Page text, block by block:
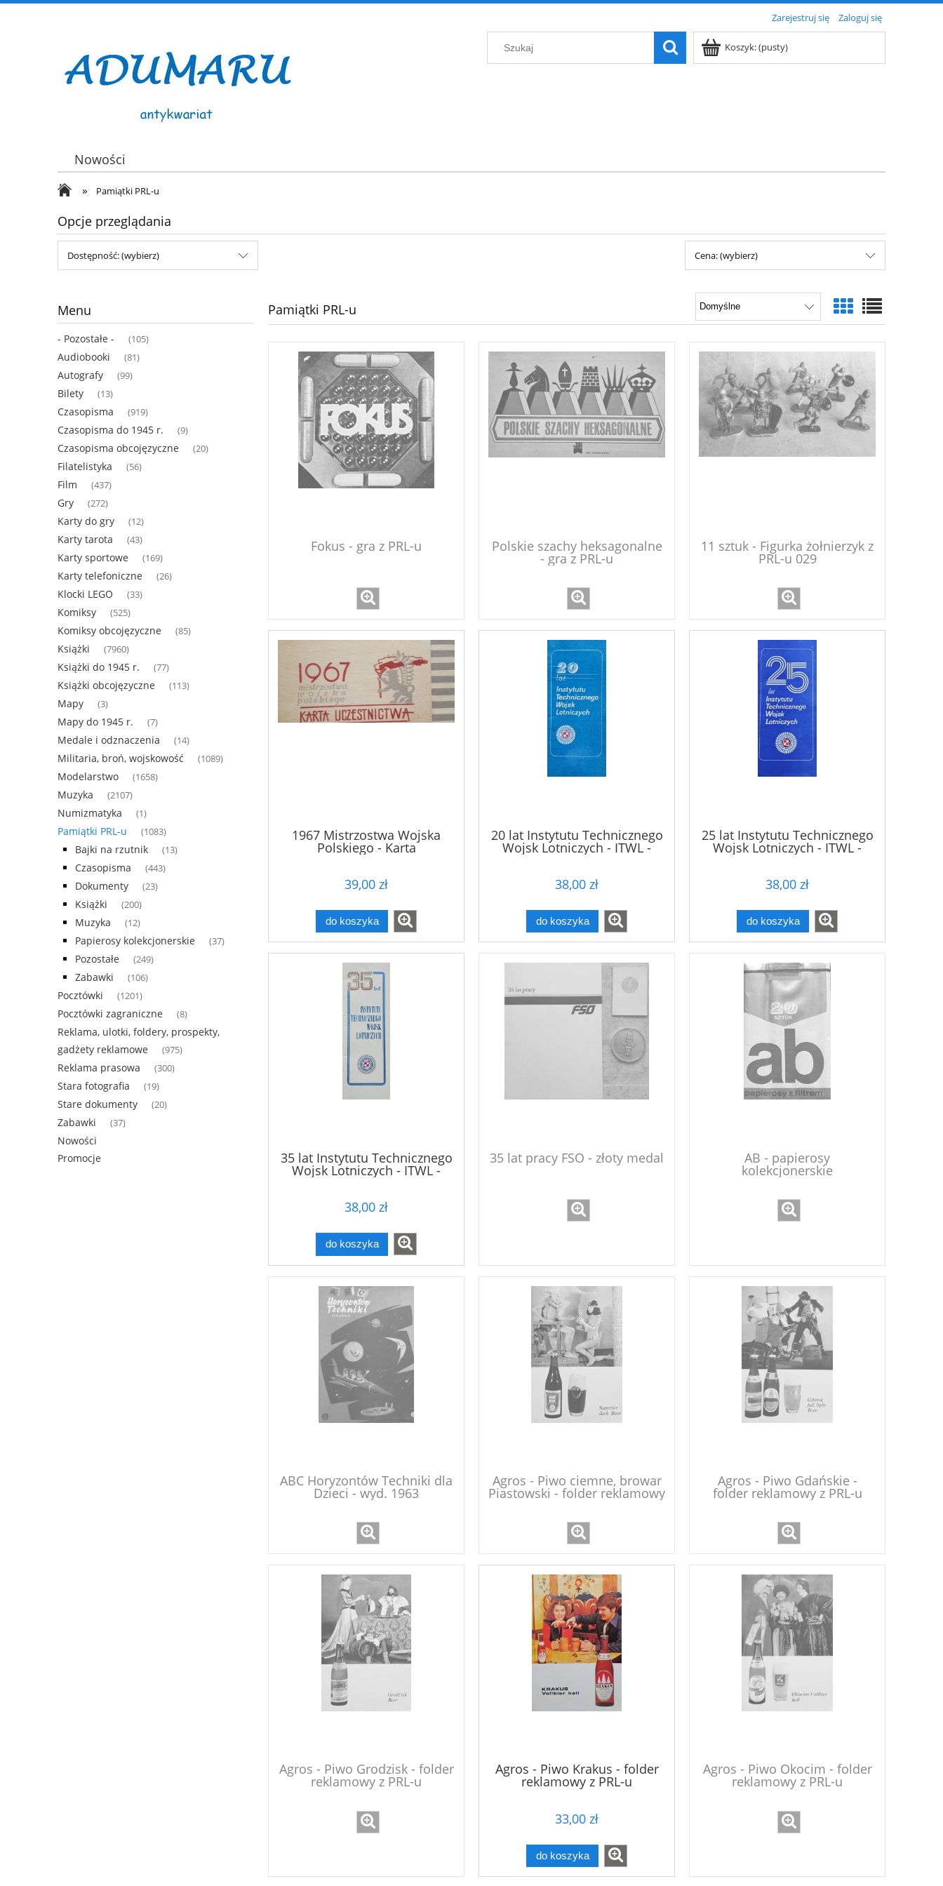
Zarejestruj się Zaloguj się
Koszyk:(pusty)
Nowości
» Pamiątki PRL-u
Opcje przeglądania
Dostępność: (wybierz) Cena: (wybierz)
Menu
- Pozostałe - (105)
Audiobooki (81)
Autografy (99)
Bilety (13)
Czasopisma (919)
Czasopisma do 1945 r. (9)
Czasopisma obcojęzyczne (20)
Filatelistyka (56)
Film (437)
Gry (272)
Karty do gry (12)
Karty tarota (43)
Karty sportowe (169)
Karty telefoniczne (26)
Klocki LEGO (33)
Komiksy (525)
Komiksy obcojęzyczne (85)
Książki (7960)
Książki do 1945 r. (77)
Książki obcojęzyczne (113)
Mapy (3)
Mapy do 1945 r. (7)
Medale i odznaczenia (14)
Militaria, broń, wojskowość (1089)
Modelarstwo (1658)
Muzyka (2107)
Numizmatyka (1)
Pamiątki PRL-u (1083)
Bajki na rzutnik (13)
Czasopisma (443)
Dokumenty (23)
Książki (200)
Muzyka (12)
Papierosy kolekcjonerskie (37)
Pozostałe (249)
Zabawki (106)
Pocztówki (1201)
Pocztówki zagraniczne (8)
Reklama, ulotki, foldery, prospekty,
gadżety reklamowe
(975)
Reklama prasowa (300)
Stara fotografia (19)
Stare dokumenty (20)
Zabawki (37)
Nowości
Promocje
Pamiątki PRL-u
Fokus - gra z PRL-u Polskie szachy heksagonalne
- gra z PRL-u
11 sztuk - Figurka żołnierzyk z
PRL-u 029
1967 Mistrzostwa Wojska
Polskiego - Karta
uczestnictwa
39,00 zł
do koszyka
20 lat Instytutu Technicznego
Wojsk Lotniczych - ITWL -
folder reklamowy
38,00 zł
do koszyka
25 lat Instytutu Technicznego
Wojsk Lotniczych - ITWL -
folder reklamowy
38,00 zł
do koszyka
35 lat Instytutu Technicznego
Wojsk Lotniczych - ITWL -
folder reklamowy
38,00 zł
do koszyka
35 lat pracy FSO - złoty medal AB - papierosy
kolekcjonerskie
ABC Horyzontów Techniki dla
Dzieci - wyd. 1963
Agros - Piwo ciemne, browar
Piastowski - folder reklamowy
Agros - Piwo Gdańskie -
folder reklamowy z PRL-u
Agros - Piwo Grodzisk - folder
reklamowy z PRL-u
Agros - Piwo Krakus - folder
reklamowy z PRL-u
33,00 zł
do koszyka
Agros - Piwo Okocim - folder
reklamowy z PRL-u